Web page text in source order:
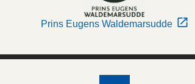
Prins Eugens Waldemarsudde